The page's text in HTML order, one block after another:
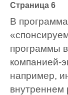
Страница 6
В
программы
компанией-
например,
внутреннем